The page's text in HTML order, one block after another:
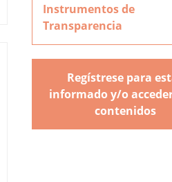
Instrumentos de
Transparencia
Regístrese para
informado y/o
contenidos